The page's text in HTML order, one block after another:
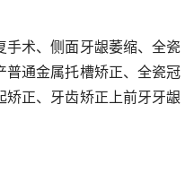
手术、侧面牙龈萎缩、全瓷
普通金属托槽矫正、全瓷冠
矫正、牙齿矫正上前牙牙龈